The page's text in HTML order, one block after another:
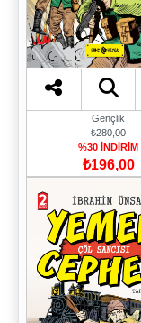
Gençlik
₺280,00
%30 İNDİRİM
₺196,00